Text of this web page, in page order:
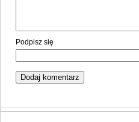
Podpisz się